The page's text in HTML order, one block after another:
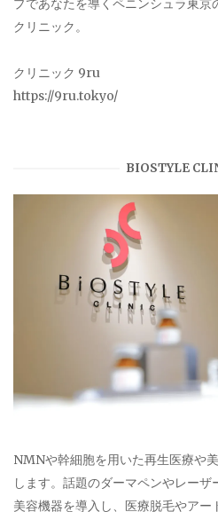
プであなたを導くペニンシュラ東京
クリニック。
クリニック 9ru
https://9ru.tokyo/
BIOSTYLE
NMNや幹細胞を用いた再生医療や
します。話題のダーマペンやレー
美容機器を導入し、医療脱毛やアー